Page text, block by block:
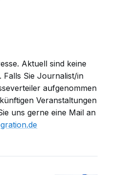
Aktuell sind keine
Falls Sie Journalist/in
aufgenommen
Veranstaltungen
uns gerne eine Mail an